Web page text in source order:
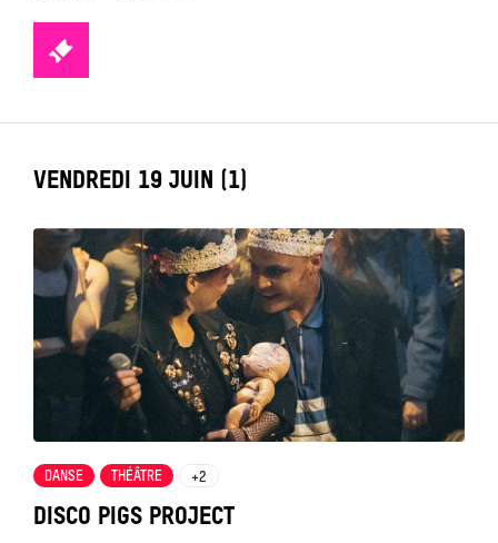
TICKETS
LABEL_DATE
VENDREDI 19 JUIN (1)
DISCO PIGS PROJECT
DANSE THÉÂTRE +2
Tout
voir